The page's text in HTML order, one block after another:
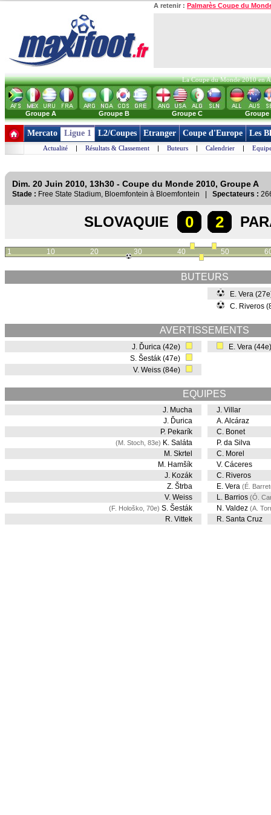
A retenir : Palmarès Coupe du
La Coupe du Monde 2010 en
Groupe A Groupe B Groupe C Groupe
Mercato Ligue 1 L2/Coupes Etranger Coupe d'Europe Les
Actualité | Résultats & Classement | Buteurs | Calendrier |
Dim. 20 Juin 2010, 13h30 - Coupe du Monde 2010, Groupe A
Stade : Free State Stadium, Bloemfontein à Bloemfontein | Spectateurs :
SLOVAQUIE 0 2
1 10 20 30 40 50
BUTEURS
E. Vera
C. Riveros
AVERTISSEMENTS
J. Ďurica (42e)
S. Šesták (47e)
V. Weiss (84e)
E. Vera
EQUIPES
J. Mucha
J. Ďurica
P. Pekarík
(M. Stoch, 83e) K. Saláta
M. Skrtel
M. Hamšík
J. Kozák
Z. Štrba
V. Weiss
(F. Hološko, 70e) S. Šesták
R. Vittek
J. Villar
A. Alcáraz
C. Bonet
P. da Silva
C. Morel
V. Cáceres
C. Riveros
E. Vera (É.
L. Barrios (Ó.
N. Valdez (A.
R. Santa Cruz